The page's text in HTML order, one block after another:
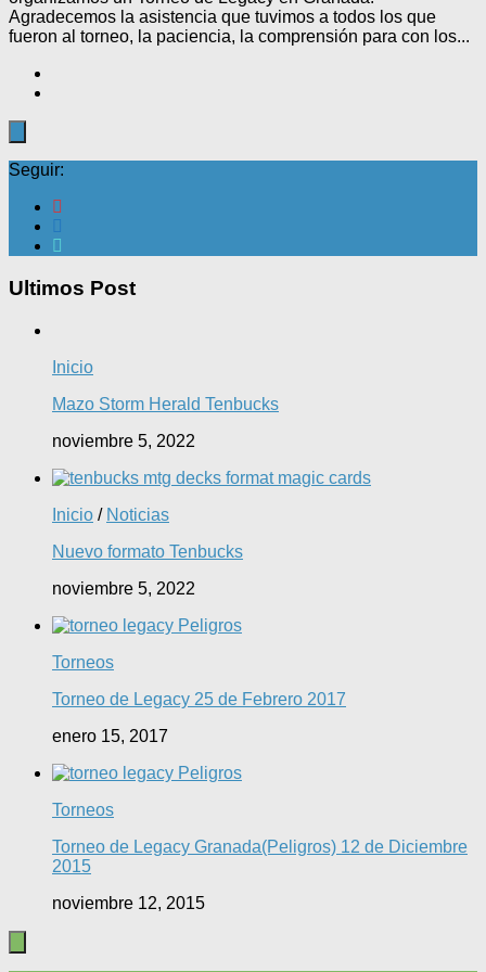
Agradecemos la asistencia que tuvimos a todos los que
fueron al torneo, la paciencia, la comprensión para con los...
Seguir:
Ultimos Post
Inicio
Mazo Storm Herald Tenbucks
noviembre 5, 2022
Inicio / Noticias
Nuevo formato Tenbucks
noviembre 5, 2022
Torneos
Torneo de Legacy 25 de Febrero 2017
enero 15, 2017
Torneos
Torneo de Legacy Granada(Peligros) 12 de Diciembre
2015
noviembre 12, 2015